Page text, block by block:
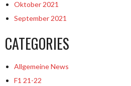
Oktober 2021
September 2021
CATEGORIES
Allgemeine News
F1 21-22